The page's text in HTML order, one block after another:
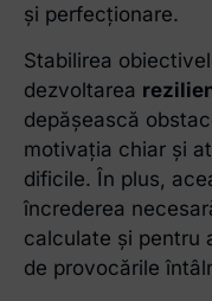
și perfecționare.
Stabilirea
dezvoltarea
depășească
motivația chiar și
dificile. În plus,
încrederea
calculate și pentru
de provocările